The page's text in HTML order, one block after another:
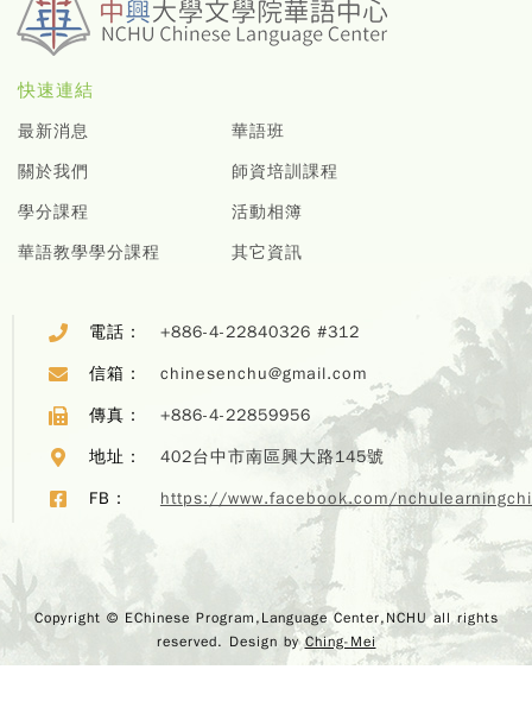
rights
快速連結
最新消息
關於我們
學分課程
華語教學學分課程
華語班
師資培訓課程
活動相簿
其它資訊
電話： +886-4-22840326 #312
信箱： chinesenchu@gmail.com
傳真： +886-4-22859956
地址： 402台中市南區興大路145號
FB： https://www.facebook.com/
Copyright © EChinese Program,Language Center,NCHU all rights
reserved. Design byChing-Mei